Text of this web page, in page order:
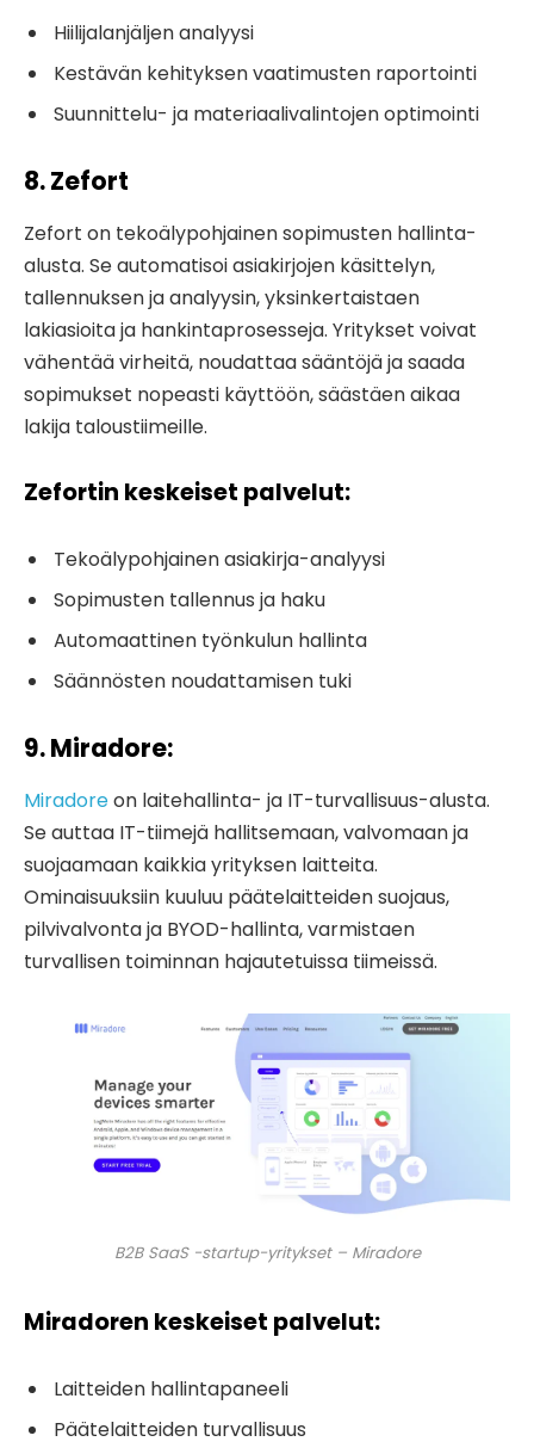
Hiilijalanjäljen analyysi
Kestävän kehityksen vaatimusten raportointi
Suunnittelu- ja materiaalivalintojen optimointi
8. Zefort
Zefort on tekoälypohjainen sopimusten hallinta-
alusta. Se automatisoi asiakirjojen käsittelyn,
tallennuksen ja analyysin, yksinkertaistaen
lakiasioita ja hankintaprosesseja. Yritykset voivat
vähentää virheitä, noudattaa sääntöjä ja saada
sopimukset nopeasti käyttöön, säästäen aikaa
lakija taloustiimeille.
Zefortin keskeiset palvelut:
Tekoälypohjainen asiakirja-analyysi
Sopimusten tallennus ja haku
Automaattinen työnkulun hallinta
Säännösten noudattamisen tuki
9. Miradore:
Miradoreon laitehallinta- ja IT-turvallisuus-alusta.
Se auttaa IT-tiimejä hallitsemaan, valvomaan ja
suojaamaan kaikkia yrityksen laitteita.
Ominaisuuksiin kuuluu päätelaitteiden suojaus,
pilvivalvonta ja BYOD-hallinta, varmistaen
turvallisen toiminnan hajautetuissa tiimeissä.
B2B SaaS -startup-yritykset – Miradore
Miradoren keskeiset palvelut:
Laitteiden hallintapaneeli
Päätelaitteiden turvallisuus